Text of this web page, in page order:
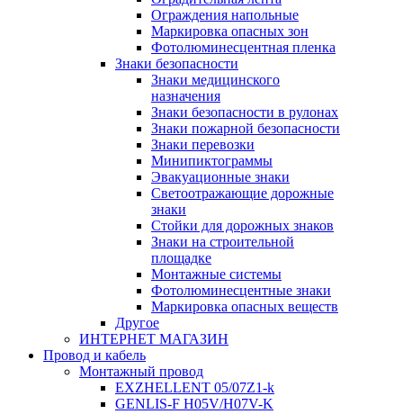
Ограждения напольные
Маркировка опасных зон
Фотолюминесцентная пленка
Знаки безопасности
Знаки медицинского
назначения
Знаки безопасности в рулонах
Знаки пожарной безопасности
Знаки перевозки
Минипиктограммы
Эвакуационные знаки
Светоотражающие дорожные
знаки
Стойки для дорожных знаков
Знаки на строительной
площадке
Монтажные системы
Фотолюминесцентные знаки
Маркировка опасных веществ
Другое
ИНТЕРНЕТ МАГАЗИН
Провод и кабель
Монтажный провод
EXZHELLENT 05/07Z1-k
GENLIS-F Н05V/H07V-K